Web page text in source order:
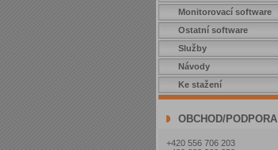
Monitorovací software
Ostatní software
Služby
Návody
Ke stažení
OBCHOD/PODPORA
+420 556 706 203